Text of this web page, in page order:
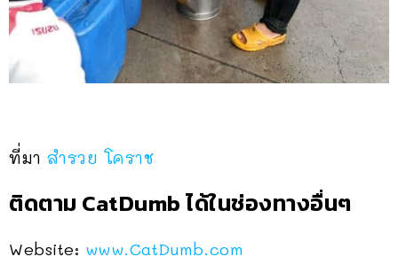
ที่มา สำรวย โคราช
ติดตาม CatDumb ได้ในช่องทางอื่นๆ
Website: www.CatDumb.com